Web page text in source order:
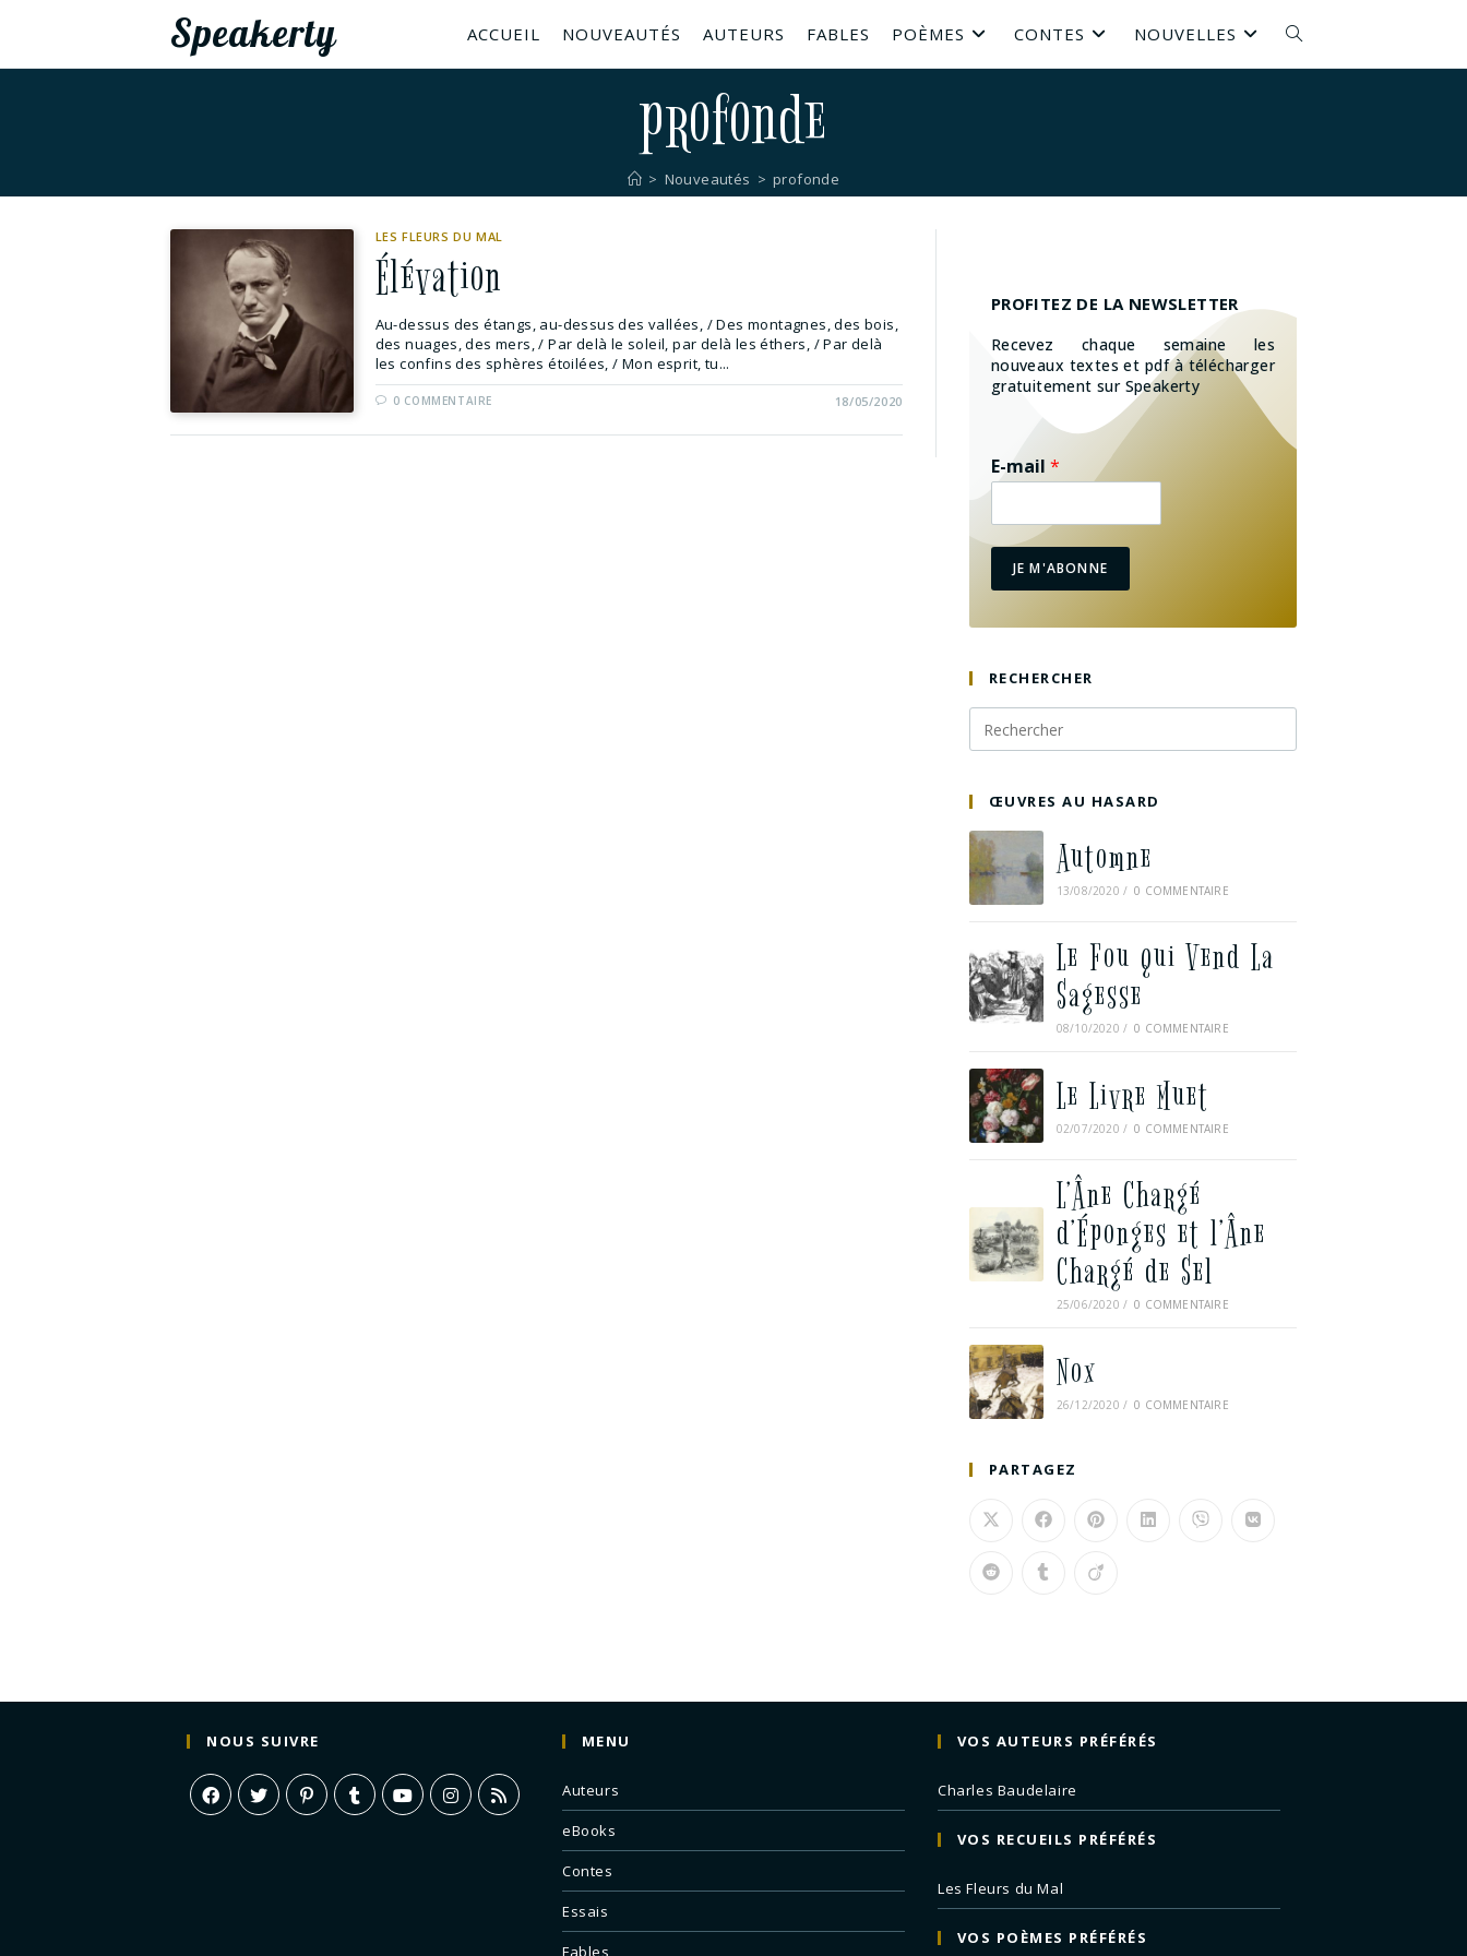
Speakerty ACCUEIL NOUVEAUTÉS AUTEURS FABLES POÈMES CONTES NOUVELLES
profonde
> Nouveautés > profonde
LES FLEURS DU MAL
Élévation
Au-dessus des étangs, au-dessus des vallées, / Des montagnes, des bois,
des nuages, des mers, / Par delà le soleil, par delà les éthers, / Par delà
les confins des sphères étoilées, / Mon esprit, tu...
0 COMMENTAIRE 18/05/2020
PROFITEZ DE LA NEWSLETTER
Recevez chaque semaine les
nouveaux textes et pdf à télécharger
gratuitement sur Speakerty
E-mail *
JE M'ABONNE
RECHERCHER
ŒUVRES AU HASARD
Automne
13/08/2020 / 0 COMMENTAIRE
Le Fou qui Vend La
Sagesse
08/10/2020 / 0 COMMENTAIRE
Le Livre Muet
02/07/2020 / 0 COMMENTAIRE
L’Âne Chargé
d’Éponges et l’Âne
Chargé de Sel
25/06/2020 / 0 COMMENTAIRE
Nox
26/12/2020 / 0 COMMENTAIRE
PARTAGEZ
NOUS SUIVRE MENU
Auteurs
eBooks
Contes
Essais
Fables
VOS AUTEURS PRÉFÉRÉS
Charles Baudelaire
VOS RECUEILS PRÉFÉRÉS
Les Fleurs du Mal
VOS POÈMES PRÉFÉRÉS